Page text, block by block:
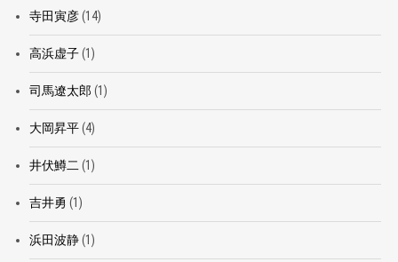
寺田寅彦(14)
高浜虚子(1)
司馬遼太郎 (1)
大岡昇平(4)
井伏鱒二 (1)
吉井勇 (1)
浜田波静(1)